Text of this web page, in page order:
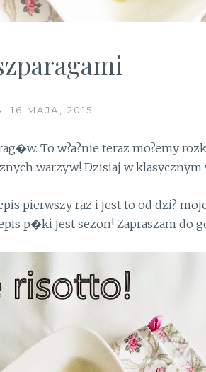
16 MAJA, 2015
To w?a?nie teraz mo?emy
warzyw! Dzisiaj w
pierwszy raz i jest to od dzi?
p�ki jest sezon! Zapraszam do